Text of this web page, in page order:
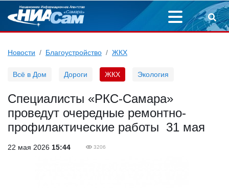
Новости Благоустройство ЖКХ
Всё в Дом Дороги ЖКХ Экология
Специалисты «РКС-Самара»
проведут очередные ремонтно-
профилактические работы 31 мая
22 мая 2026 15:44 3206